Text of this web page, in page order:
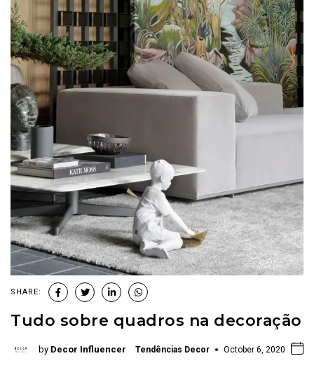
SHARE:
Tudo sobre quadros na decoração
by Decor Influencer Tendências Decor October 6, 2020